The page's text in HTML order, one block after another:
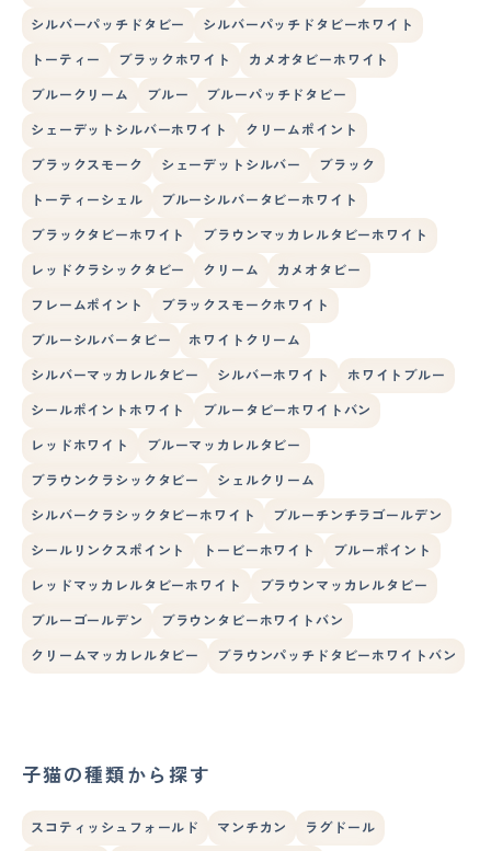
シルバーパッチドタビー シルバーパッチドタビーホワイト
トーティー ブラックホワイト カメオタビーホワイト
ブルークリーム ブルー ブルーパッチドタビー
シェーデットシルバーホワイト クリームポイント
ブラックスモーク シェーデットシルバー ブラック
トーティーシェル ブルーシルバータビーホワイト
ブラックタビーホワイト ブラウンマッカレルタビーホワイト
レッドクラシックタビー クリーム カメオタビー
フレームポイント ブラックスモークホワイト
ブルーシルバータビー ホワイトクリーム
シルバーマッカレルタビー シルバーホワイト ホワイトブルー
シールポイントホワイト ブルータビーホワイトバン
レッドホワイト ブルーマッカレルタビー
ブラウンクラシックタビー シェルクリーム
シルバークラシックタビーホワイト ブルーチンチラゴールデン
シールリンクスポイント トービーホワイト ブルーポイント
レッドマッカレルタビーホワイト ブラウンマッカレルタビー
ブルーゴールデン ブラウンタビーホワイトバン
クリームマッカレルタビー ブラウンパッチドタビーホワイトバン
子猫の種類から探す
スコティッシュフォールド マンチカン ラグドール